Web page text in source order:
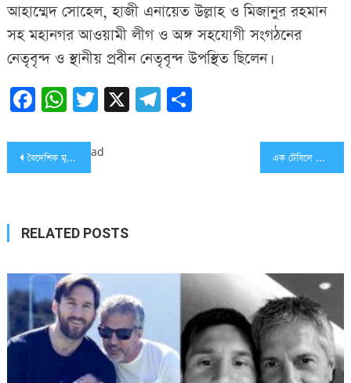
আহাম্মেদ সোহেল, হাজী এনায়েত উল্লাহ ও মিজানুর রহমান
সহ মহানগর আওয়ামী লীগ ও অঙ্গ সহযোগী সংগঠনের
নেতৃবৃন্দ ও স্থানীয় প্রবীন নেতৃবৃন্দ উপস্থিত ছিলেন।
Facebook
WhatsApp
Twitter
X Telegram
Share
Post
বৈদেশিক মুদ্রা সচল রাখছে দেশের অর্থনীতি: জেলা প্রশাসক এক টেবিলে ভোজ সারলেন হাসিনা-ট্রাম্প-মেরকেল-গুতিয়েরেস
ad
RELATED POSTS